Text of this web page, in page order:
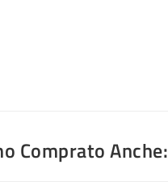
Comprato Anche: